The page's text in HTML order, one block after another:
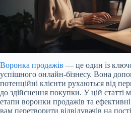
Воронка продажів — це один із
успішного онлайн-бізнесу. Вона
потенційні клієнти рухаються від
до здійснення покупки. У цій статті
етапи воронки продажів та ефективні
вам перетворити відвідувачів на